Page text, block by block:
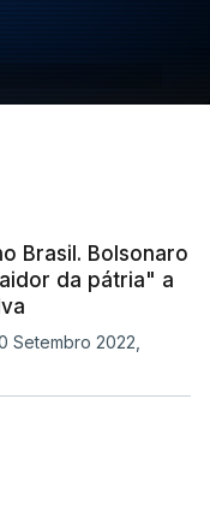
Brasil. Bolsonaro
da pátria" a
Setembro 2022,